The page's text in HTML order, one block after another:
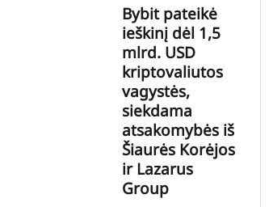
Bybit pateikė
ieškinį dėl 1,5
mlrd. USD
kriptovaliutos
vagystės,
siekdama
atsakomybės iš
Šiaurės Korėjos
ir Lazarus
Group